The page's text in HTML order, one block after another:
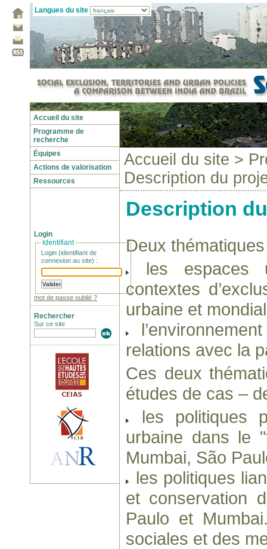
Langues du site
Accueil du site
Programme de
recherche
Équipes
Actions de valorisation
Ressources
Login
Identifiant
Login (identifiant de
connexion au site) :
mot de passe oublié ?
Rechercher
Sur ce site
Accueil du site >
Description du
Description
Deux
les espaces
contextes
urbaine et
relations avec la
Ces deux
études de cas –
les politiques
urbaine dans le
Mumbai, São
les politiques
et conservation
Paulo et
sociales et des